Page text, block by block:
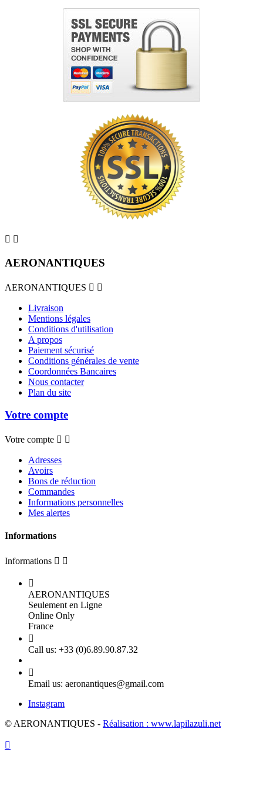
 
AERONANTIQUES
AERONANTIQUES  
Livraison
Mentions légales
Conditions d'utilisation
A propos
Paiement sécurisé
Conditions générales de vente
Coordonnées Bancaires
Nous contacter
Plan du site
Votre compte
Votre compte  
Adresses
Avoirs
Bons de réduction
Commandes
Informations personnelles
Mes alertes
Informations
Informations  

AERONANTIQUES
Seulement en Ligne
Online Only
France

Call us: +33 (0)6.89.90.87.32

Email us: aeronantiques@gmail.com
Instagram
© AERONANTIQUES - Réalisation : www.lapilazuli.net
